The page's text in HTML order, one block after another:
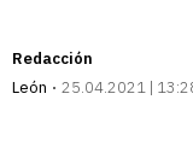
Redacción
León
25.04.2021 |